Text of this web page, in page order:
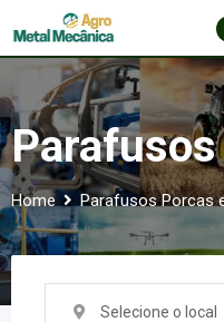
to
Home Parafusos Porcas
Selecione o local